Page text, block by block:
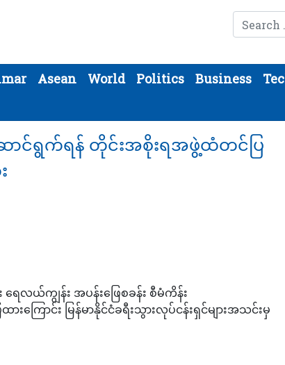
Search
Asean World Politics Business
ောင်ရွက်ရန် တိုင်းအစိုးရအဖွဲ့ထံတင်ပြ
ေလယ်ကျွန်း အပန်းဖြေစခန်း စီမံကိန်း
ောင်း မြန်မာနိုင်ငံခရီးသွားလုပ်ငန်းရှင်များအသင်းမှ